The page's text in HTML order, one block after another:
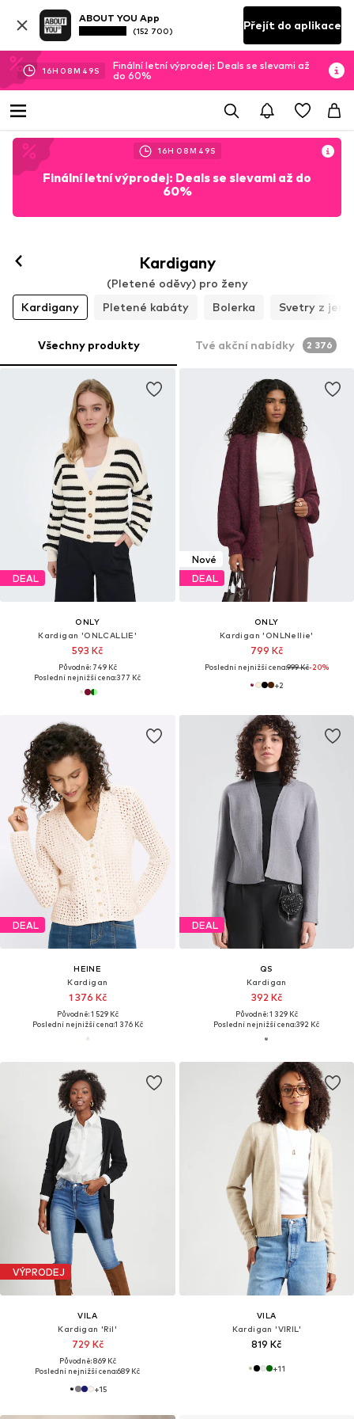
ABOUT YOU App
(152 700) Přejít do aplikace
16H 08M 46S
Finální letní výprodej: Deals se slevami až
do 60%
16H 08M 46S
Finální letní výprodej: Deals se slevami až do
60%
Kardigany
(Pletené oděvy) pro ženy
Kardigany
Pletené kabáty Bolerka Svetry z
Všechny produkty Tvé akční nabídky 2 376
DEAL
ONLY
Kardigan 'ONLCALLIE'
593 Kč
Původně: 749 Kč
Poslední nejnižší cena:377 Kč
Nové
DEAL
ONLY
Kardigan 'ONLNellie'
799 Kč
Poslední nejnižší cena:999 Kč-20%
+2
DEAL
HEINE
Kardigan
1 376 Kč
Původně: 1 529 Kč
Poslední nejnižší cena:1 376 Kč
DEAL
QS
Kardigan
392 Kč
Původně: 1 329 Kč
Poslední nejnižší cena:392 Kč
VÝPRODEJ
VILA
Kardigan 'Ril'
729 Kč
Původně: 869 Kč
Poslední nejnižší cena:689 Kč
+15
VILA
Kardigan 'VIRIL'
819 Kč
+11